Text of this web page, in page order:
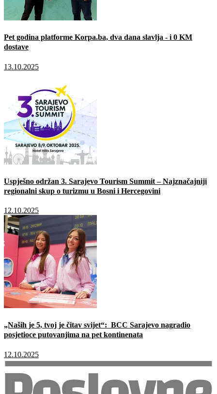
Pet godina platforme Korpa.ba, dva dana slavlja - i 0 KM
dostave
13.10.2025
Uspješno održan 3. Sarajevo Tourism Summit – Najznačajniji
regionalni skup o turizmu u Bosni i Hercegovini
12.10.2025
„Naših je 5, tvoj je čitav svijet“: BCC Sarajevo nagradio
posjetioce putovanjima na pet kontinenata
12.10.2025